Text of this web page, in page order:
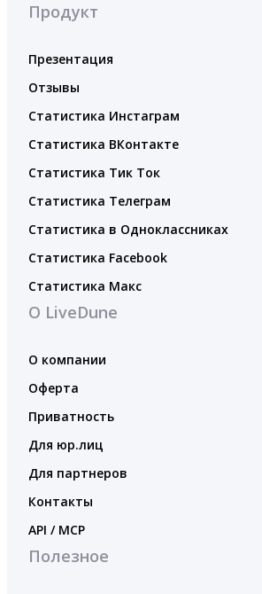
Продукт
Презентация
Отзывы
Статистика Инстаграм
Статистика ВКонтакте
Статистика Тик Ток
Статистика Телеграм
Статистика в Одноклассниках
Статистика Facebook
Статистика Макс
О LiveDune
О компании
Оферта
Приватность
Для юр.лиц
Для партнеров
Контакты
API / MCP
Полезное